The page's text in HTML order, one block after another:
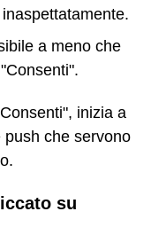
a meno che
inizia a
che servono
su